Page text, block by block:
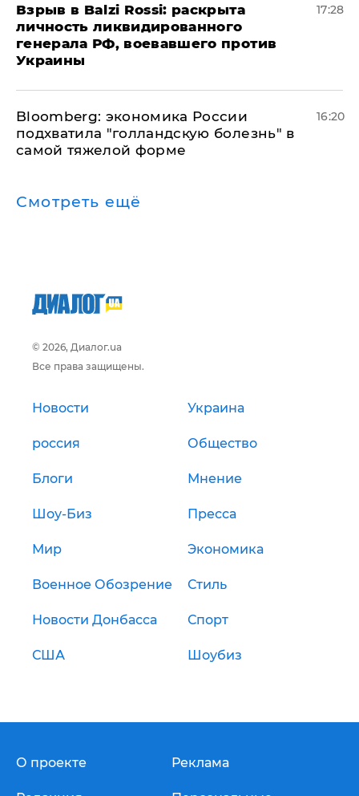
​Взрыв в Balzi Rossi: раскрыта
личность ликвидированного
генерала РФ, воевавшего против
Украины
17:28
Bloomberg: экономика России
подхватила "голландскую болезнь" в
самой тяжелой форме
16:20
Смотреть ещё
© 2026, Диалог.ua
Все права защищены.
Новости Украина
россия Общество
Блоги Мнение
Шоу-Биз Пресса
Мир Экономика
Военное Обозрение Стиль
Новости Донбасса Спорт
США Шоубиз
О проекте Реклама